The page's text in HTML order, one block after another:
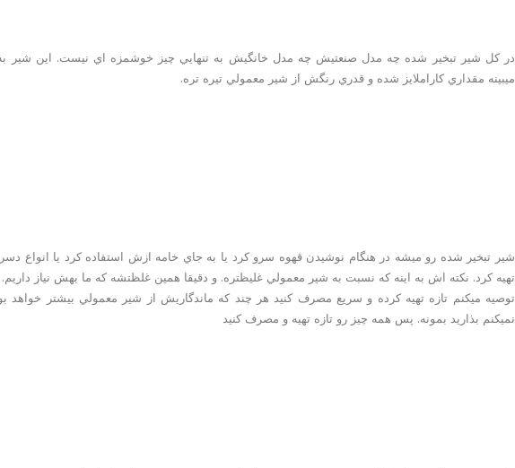
در كل شير تبخير شده چه مدل صنعتيش چه مدل خانگيش به تنهايي چيز خوشمزه اي نيست. اين شير
ميبينه مقداري كاراملايز شده و قدري رنگش از شير معمولي تيره تره.
شير تبخير شده رو ميشه در هنگام نوشيدن قهوه سرو كرد يا به جاي خامه ازش استفاده كرد يا انواع
تهيه كرد. نكته اش به اينه كه نسبت به شير معمولي غليظتره. و دقيقا همين غلظتشه كه ما بهش نياز داريم.
توصيه ميكنم تازه تهيه كرده و سريع مصرف كنيد هر چند كه ماندگاريش از شير معمولي بيشتر خواهد
نميكنم بذاريد بمونه. پس همه چيز رو تازه تهيه و مصرف كنيد